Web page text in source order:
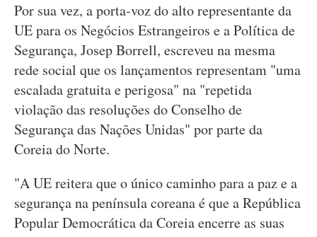
Por sua vez, a porta-voz do alto representante da
UE para os Negócios Estrangeiros e a Política de
Segurança, Josep Borrell, escreveu na mesma
rede social que os lançamentos representam "uma
escalada gratuita e perigosa" na "repetida
violação das resoluções do Conselho de
Segurança das Nações Unidas" por parte da
Coreia do Norte.
"A UE reitera que o único caminho para a paz e a
segurança na península coreana é que a República
Popular Democrática da Coreia encerre as suas